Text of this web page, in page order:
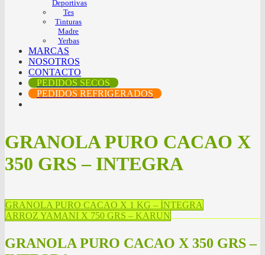
Deportivas
Tes
Tinturas
Madre
Yerbas
MARCAS
NOSOTROS
CONTACTO
PEDIDOS SECOS
PEDIDOS REFRIGERADOS
GRANOLA PURO CACAO X
350 GRS – INTEGRA
GRANOLA PURO CACAO X 1 KG – ÍNTEGRA
ARROZ YAMANI X 750 GRS – KARUN
GRANOLA PURO CACAO X 350 GRS –